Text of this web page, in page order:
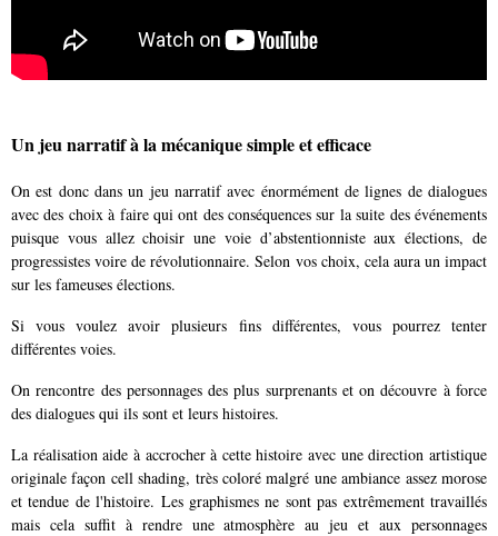
Un jeu narratif à la mécanique simple et efficace
On est donc dans un jeu narratif avec énormément de lignes de dialogues
avec des choix à faire qui ont des conséquences sur la suite des événements
puisque vous allez choisir une voie d’abstentionniste aux élections, de
progressistes voire de révolutionnaire. Selon vos choix, cela aura un impact
sur les fameuses élections.
Si vous voulez avoir plusieurs fins différentes, vous pourrez tenter
différentes voies.
On rencontre des personnages des plus surprenants et on découvre à force
des dialogues qui ils sont et leurs histoires.
La réalisation aide à accrocher à cette histoire avec une direction artistique
originale façon cell shading, très coloré malgré une ambiance assez morose
et tendue de l'histoire. Les graphismes ne sont pas extrêmement travaillés
mais cela suffit à rendre une atmosphère au jeu et aux personnages